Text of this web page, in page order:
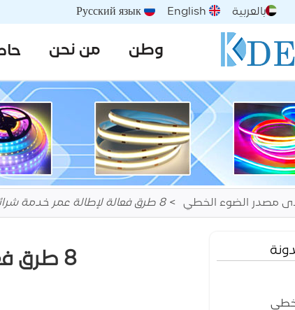
بالعربية English
Русский язык
وطن من نحن
مصدر الضوء الخطي 8 طرق فعالة لإطالة عمر خدمة شرائط الإضاءة LED
8 طرق فعالة لإطالة عمر خدمة شرائط الإضاءة LED